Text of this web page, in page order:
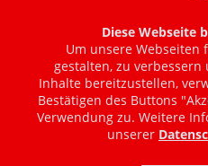
Diese Webseite
Um unsere Webseiten
gestalten, zu
Inhalte bereitzustellen,
Bestätigen des Buttons
Verwendung zu. Weitere
unserer